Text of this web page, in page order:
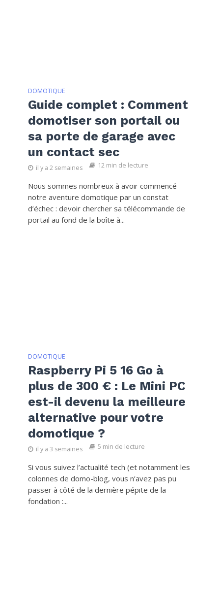
DOMOTIQUE
Guide complet : Comment
domotiser son portail ou
sa porte de garage avec
un contact sec
il y a 2 semaines 12 min de lecture
Nous sommes nombreux à avoir commencé
notre aventure domotique par un constat
d’échec : devoir chercher sa télécommande de
portail au fond de la boîte à...
DOMOTIQUE
Raspberry Pi 5 16 Go à
plus de 300 € : Le Mini PC
est-il devenu la meilleure
alternative pour votre
domotique ?
il y a 3 semaines 5 min de lecture
Si vous suivez l’actualité tech (et notamment les
colonnes de domo-blog, vous n’avez pas pu
passer à côté de la dernière pépite de la
fondation :...